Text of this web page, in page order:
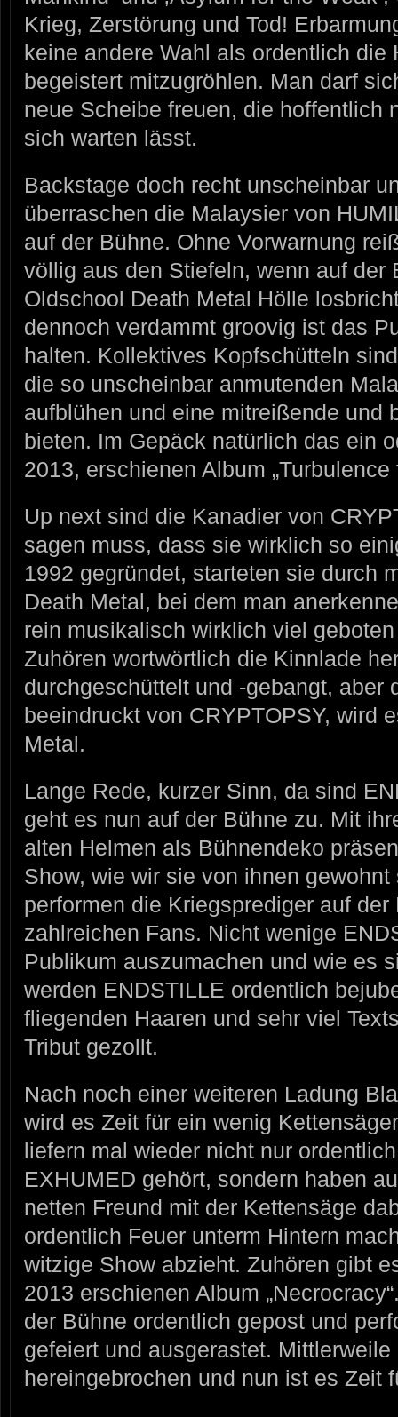
Krieg, Zerstörung und Tod!
keine andere Wahl als ordentlich die
begeistert mitzugröhlen. Man darf
neue Scheibe freuen, die hoffentlich
sich warten lässt.
Backstage doch recht unscheinbar
überraschen die Malaysier von
auf der Bühne. Ohne Vorwarnung
völlig aus den Stiefeln, wenn auf der
Oldschool Death Metal Hölle
dennoch verdammt groovig ist das
halten. Kollektives Kopfschütteln
die so unscheinbar anmutenden
aufblühen und eine mitreißende und
bieten. Im Gepäck natürlich das ein
2013, erschienen Album „Turbulence
Up next sind die Kanadier von
sagen muss, dass sie wirklich so
1992 gegründet, starteten sie durch
Death Metal, bei dem man
rein musikalisch wirklich viel
Zuhören wortwörtlich die Kinnlade
durchgeschüttelt und -gebangt, aber
beeindruckt von CRYPTOPSY, wird
Metal.
Lange Rede, kurzer Sinn, da sind
geht es nun auf der Bühne zu. Mit
alten Helmen als Bühnendeko
Show, wie wir sie von ihnen
performen die Kriegsprediger auf
zahlreichen Fans. Nicht wenige
Publikum auszumachen und wie es
werden ENDSTILLE ordentlich
fliegenden Haaren und sehr viel
Tribut gezollt.
Nach noch einer weiteren Ladung
wird es Zeit für ein wenig
liefern mal wieder nicht nur
EXHUMED gehört, sondern haben
netten Freund mit der Kettensäge
ordentlich Feuer unterm Hintern
witzige Show abzieht. Zuhören gibt
2013 erschienen Album
der Bühne ordentlich gepost und
gefeiert und ausgerastet.
hereingebrochen und nun ist es Zeit